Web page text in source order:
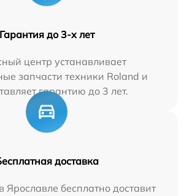
Гарантия до 3-х лет
центр устанавливает
запчасти техники Roland и
гарантию до 3 лет.
доставка
бесплатно доставит